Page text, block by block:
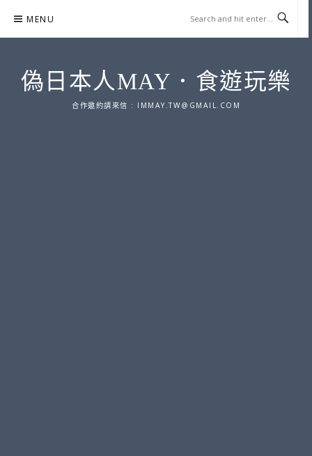
content
MENU
偽日本人MAY．食遊玩樂
合作邀約請來信 : IMMAY.TW@GMAIL.COM